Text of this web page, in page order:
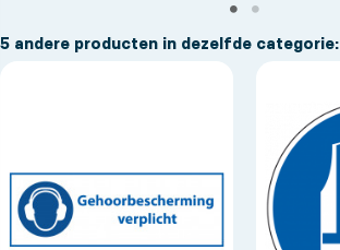
5 andere producten in dezelfde categorie: